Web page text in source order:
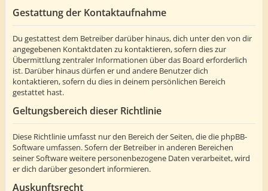
Gestattung der Kontaktaufnahme
Du gestattest dem Betreiber darüber hinaus, dich unter den von dir
angegebenen Kontaktdaten zu kontaktieren, sofern dies zur
Übermittlung zentraler Informationen über das Board erforderlich
ist. Darüber hinaus dürfen er und andere Benutzer dich
kontaktieren, sofern du dies in deinem persönlichen Bereich
gestattet hast.
Geltungsbereich dieser Richtlinie
Diese Richtlinie umfasst nur den Bereich der Seiten, die die phpBB-
Software umfassen. Sofern der Betreiber in anderen Bereichen
seiner Software weitere personenbezogene Daten verarbeitet, wird
er dich darüber gesondert informieren.
Auskunftsrecht